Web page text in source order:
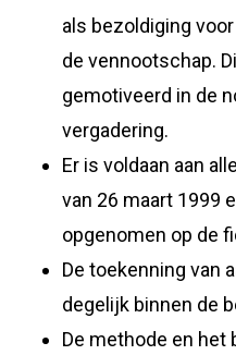
als bezoldiging
de vennootschap.
gemotiveerd in de
vergadering.
Er is voldaan aan
van 26 maart 1999
opgenomen op de
De toekenning van
degelijk binnen de
De methode en het